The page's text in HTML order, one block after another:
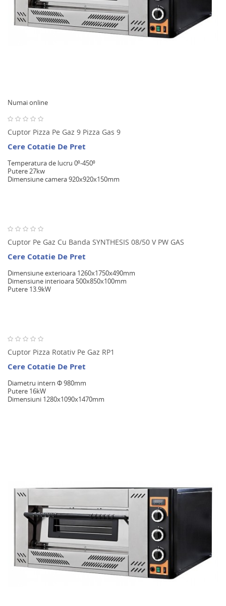
Numai online
Cuptor Pizza Pe Gaz 9 Pizza Gas 9
Cere Cotatie De Pret
Temperatura de lucru 0⁰-450⁰
Putere 27kw
Dimensiune camera 920x920x150mm
Cuptor Pe Gaz Cu Banda SYNTHESIS 08/50 V PW GAS
Cere Cotatie De Pret
Dimensiune exterioara 1260x1750x490mm
Dimensiune interioara 500x850x100mm
Putere 13.9kW
Cuptor Pizza Rotativ Pe Gaz RP1
Cere Cotatie De Pret
Diametru intern Φ 980mm
Putere 16kW
Dimensiuni 1280x1090x1470mm